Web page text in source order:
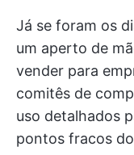
Já se foram os
um aperto de
vender para
comitês de
uso detalhados
pontos fracos